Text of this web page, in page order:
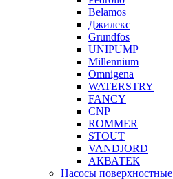
Belamos
Джилекс
Grundfos
UNIPUMP
Millennium
Omnigena
WATERSTRY
FANCY
CNP
ROMMER
STOUT
VANDJORD
АКВАТЕК
Насосы поверхностные